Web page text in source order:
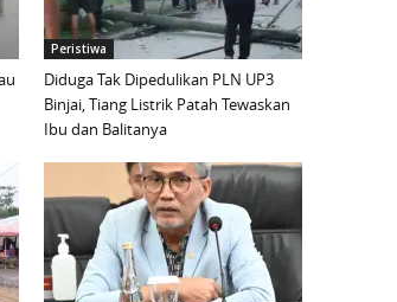
Peristiwa
Diduga Tak Dipedulikan PLN UP3
Binjai, Tiang Listrik Patah Tewaskan
Ibu dan Balitanya